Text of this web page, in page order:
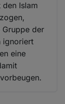
Islam
der
ignoriert
eine